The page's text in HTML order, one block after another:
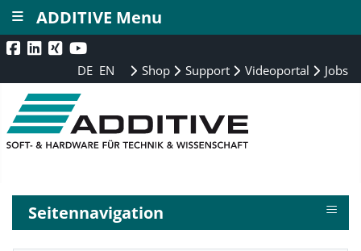
DE EN Shop Support Videoportal Jobs
Seitennavigation ≡
ADDITIVE Menu
≡